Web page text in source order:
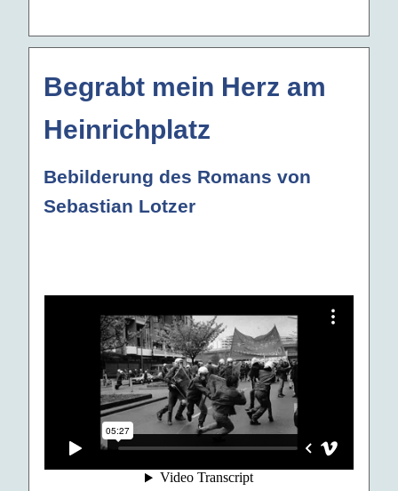
Begrabt mein Herz am
Heinrichplatz
Bebilderung des Romans von
Sebastian Lotzer